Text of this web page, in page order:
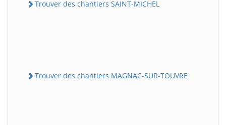
Trouver des chantiers SAINT-MICHEL
Trouver des chantiers MAGNAC-SUR-TOUVRE